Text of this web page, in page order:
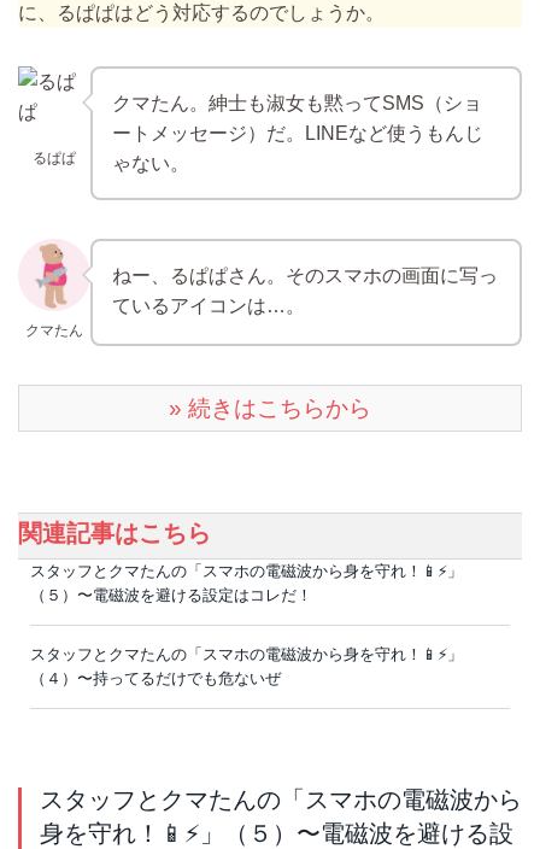
に、るぱぱはどう対応するのでしょうか。
るぱぱ
クマたん。紳士も淑女も黙ってSMS（ショ
ートメッセージ）だ。LINEなど使うもんじ
ゃない。
クマたん
ねー、るぱぱさん。そのスマホの画面に写っ
ているアイコンは…。
» 続きはこちらから
関連記事はこちら
スタッフとクマたんの「スマホの電磁波から身を守れ！📱⚡️」
（５）〜電磁波を避ける設定はコレだ！
スタッフとクマたんの「スマホの電磁波から身を守れ！📱⚡️」
（４）〜持ってるだけでも危ないぜ
スタッフとクマたんの「スマホの電磁波から
身を守れ！📱⚡️」（５）〜電磁波を避ける設